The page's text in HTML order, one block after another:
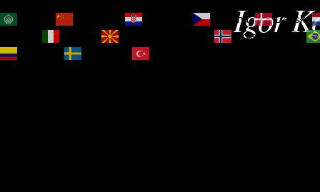
Igor
Čeština‎
Dansk
Norsk bokmål